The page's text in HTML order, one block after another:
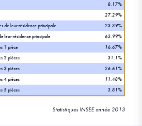
8.17%
27.29%
de leur résidence principale
23.39%
leur résidence principale
63.99%
1 pièce
16.67%
2 pièces
31.1%
3 pièces
26.61%
4 pièces
11.48%
5 pièces
3.81%
Statistiques INSEE année 2013